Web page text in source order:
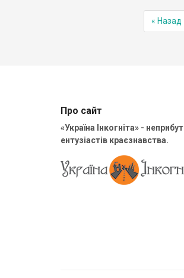
« Назад
Про сайт
«Україна Інкогніта» -
ентузіастів краєзнавства.